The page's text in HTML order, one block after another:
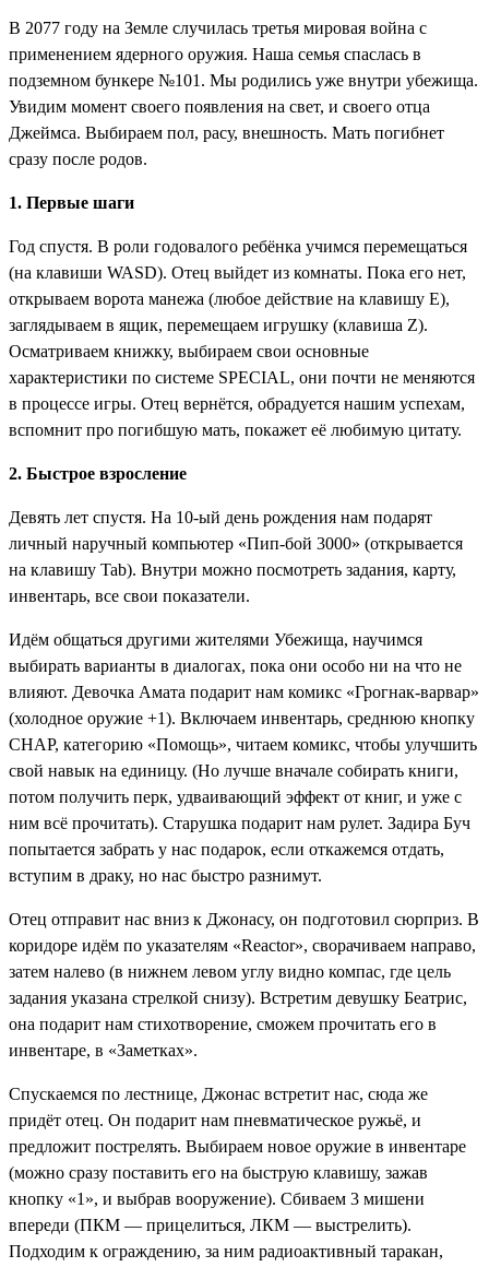
В 2077 году на Земле случилась третья мировая война с
применением ядерного оружия. Наша семья спаслась в
подземном бункере №101. Мы родились уже внутри убежища.
Увидим момент своего появления на свет, и своего отца
Джеймса. Выбираем пол, расу, внешность. Мать погибнет
сразу после родов.
1. Первые шаги
Год спустя. В роли годовалого ребёнка учимся перемещаться
(на клавиши WASD). Отец выйдет из комнаты. Пока его нет,
открываем ворота манежа (любое действие на клавишу Е),
заглядываем в ящик, перемещаем игрушку (клавиша Z).
Осматриваем книжку, выбираем свои основные
характеристики по системе SPECIAL, они почти не меняются
в процессе игры. Отец вернётся, обрадуется нашим успехам,
вспомнит про погибшую мать, покажет её любимую цитату.
2. Быстрое взросление
Девять лет спустя. На 10-ый день рождения нам подарят
личный наручный компьютер «Пип-бой 3000» (открывается
на клавишу Tab). Внутри можно посмотреть задания, карту,
инвентарь, все свои показатели.
Идём общаться другими жителями Убежища, научимся
выбирать варианты в диалогах, пока они особо ни на что не
влияют. Девочка Амата подарит нам комикс «Грогнак-варвар»
(холодное оружие +1). Включаем инвентарь, среднюю кнопку
CHAP, категорию «Помощь», читаем комикс, чтобы улучшить
свой навык на единицу. (Но лучше вначале собирать книги,
потом получить перк, удваивающий эффект от книг, и уже с
ним всё прочитать). Старушка подарит нам рулет. Задира Буч
попытается забрать у нас подарок, если откажемся отдать,
вступим в драку, но нас быстро разнимут.
Отец отправит нас вниз к Джонасу, он подготовил сюрприз. В
коридоре идём по указателям «Reactor», сворачиваем направо,
затем налево (в нижнем левом углу видно компас, где цель
задания указана стрелкой снизу). Встретим девушку Беатрис,
она подарит нам стихотворение, сможем прочитать его в
инвентаре, в «Заметках».
Спускаемся по лестнице, Джонас встретит нас, сюда же
придёт отец. Он подарит нам пневматическое ружьё, и
предложит пострелять. Выбираем новое оружие в инвентаре
(можно сразу поставить его на быструю клавишу, зажав
кнопку «1», и выбрав вооружение). Сбиваем 3 мишени
впереди (ПКМ — прицелиться, ЛКМ — выстрелить).
Подходим к ограждению, за ним радиоактивный таракан,